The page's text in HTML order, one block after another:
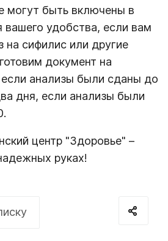
могут быть включены в
вашего удобства, если вам
на сифилис или другие
документ на
анализы были сданы до
дня, если анализы были
центр "Здоровье" –
руках!